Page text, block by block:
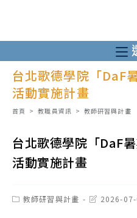
至
主
台北歌德學院「DaF
活動實施計畫
首頁 > 教職員資訊 > 教師研習與計畫
台北歌德學院「DaF
活動實施計畫
Post教師研習與計畫
Post2026-07-